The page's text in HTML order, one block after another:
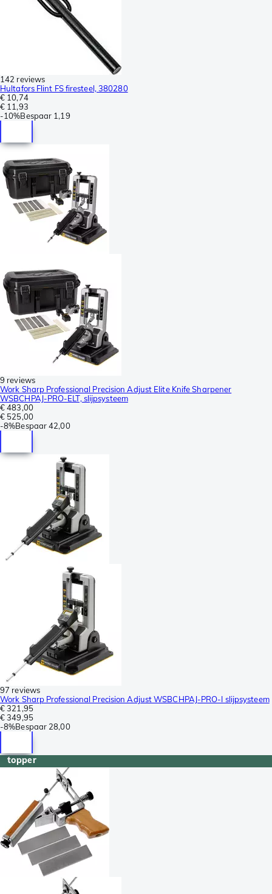
142 reviews
Hultafors Flint FS firesteel, 380280
€ 10,74
€ 11,93
-10%Bespaar 1,19
9 reviews
Work Sharp Professional Precision Adjust Elite Knife Sharpener
WSBCHPAJ-PRO-ELT, slijpsysteem
€ 483,00
€ 525,00
-8%Bespaar42,00
97 reviews
Work Sharp Professional Precision Adjust WSBCHPAJ-PRO-I slijpsysteem
€ 321,95
€ 349,95
-8%Bespaar 28,00
topper